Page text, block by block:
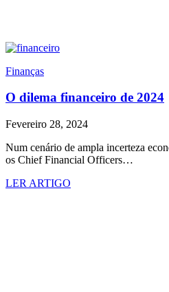
Finanças
O dilema financeiro de 2024
Fevereiro 28, 2024
Num cenário de ampla incerteza
os Chief Financial Officers…
LER ARTIGO